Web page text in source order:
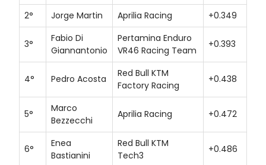
2° Jorge Martin Aprilia Racing +0.349
3°
Fabio Di
Giannantonio
Pertamina Enduro
VR46 Racing Team
+0.393
4° Pedro Acosta
Red Bull KTM
Factory Racing
+0.438
5°
Marco
Bezzecchi
Aprilia Racing +0.472
6°
Enea
Bastianini
Red Bull KTM
Tech3
+0.486